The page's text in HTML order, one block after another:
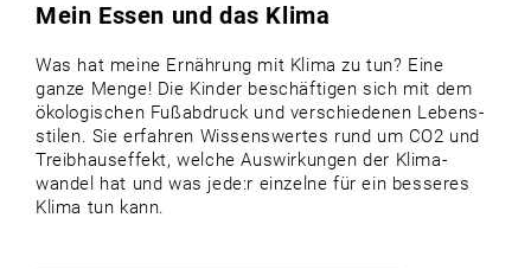
Mein Essen und das Klima
Was hat meine Ernährung mit Klima zu tun? Eine
ganze Menge! Die Kinder beschäftigen sich mit dem
ökologischen Fuß­abdruck und verschiedenen Lebens­
stilen. Sie erfahren Wissenswertes rund um CO2 und
Treib­haus­effekt, welche Auswirkungen der Klima­
wandel hat und was jede:r einzelne für ein besseres
Klima tun kann.